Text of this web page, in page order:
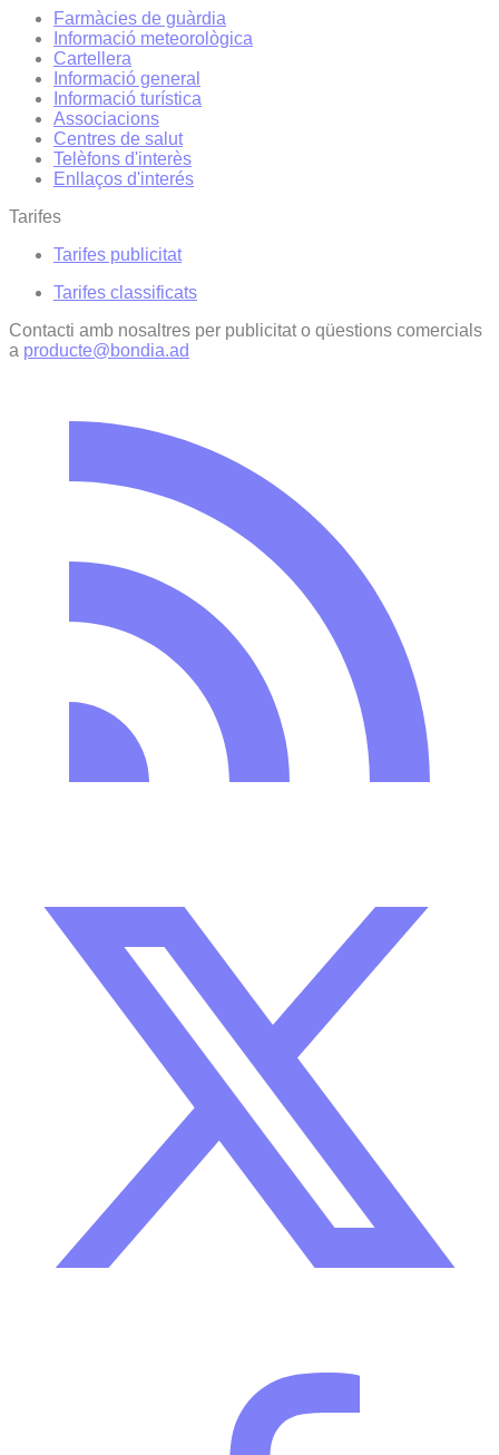
Farmàcies de guàrdia
Informació meteorològica
Cartellera
Informació general
Informació turística
Associacions
Centres de salut
Telèfons d'interès
Enllaços d'interés
Tarifes
Tarifes publicitat
Tarifes classificats
Contacti amb nosaltres per publicitat o qüestions comercials
a producte@bondia.ad